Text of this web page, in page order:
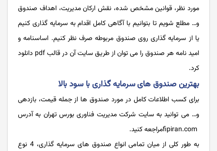
مورد نظر، قوانین مشخص شده، نقش ارکان مدیریت، اهداف صندوق
و… مطلع شویم تا بتوانیم با آگاهی کامل اقدام به سرمایه گذاری کنیم
یا از سرمایه گذاری روی صندوق مربوطه صرف نظر کنیم. اساسنامه و
امید نامه هر صندوق را می توان از طریق سایت آن در قالب pdf دانلود
کرد.
بهترین صندوق های سرمایه گذاری با سود بالا
برای کسب اطلاعات کامل در مورد صندوق ها از جمله قیمت، بازدهی
و… می توانید به سایت شرکت مدیریت فناوری بورس تهران به آدرس
به طور کلی از میان تمامی انواع صندوق های سرمایه گذاری، 4 نوع